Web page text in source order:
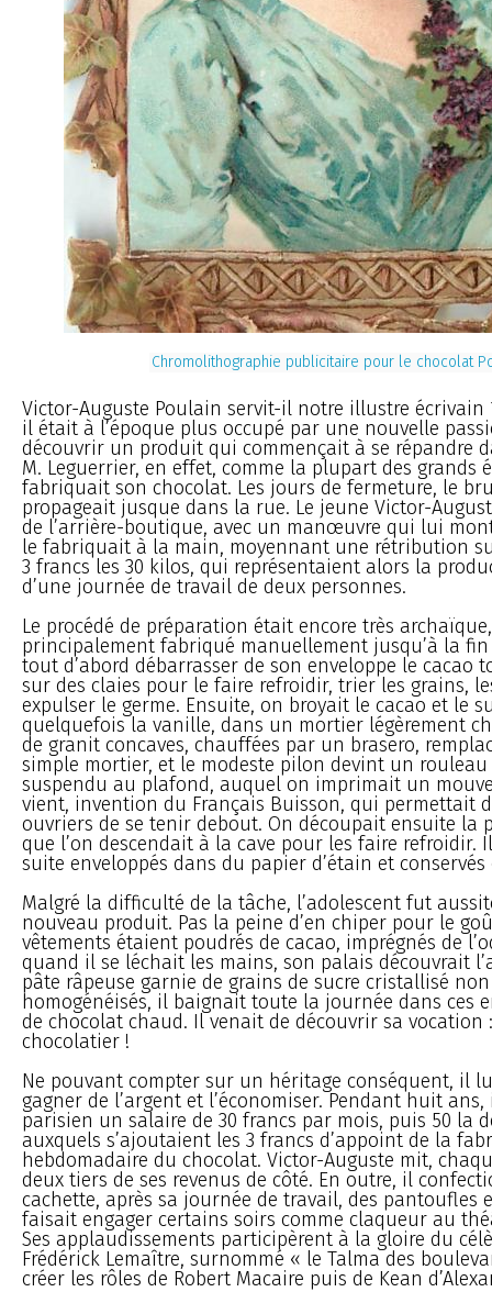
Chromolithographie publicitaire pour le chocolat
Victor-Auguste Poulain servit-il notre illustre écrivain
il était à l’époque plus occupé par une nouvelle
découvrir un produit qui commençait à se répandre
M. Leguerrier, en effet, comme la plupart des grands
fabriquait son chocolat. Les jours de fermeture, le
propageait jusque dans la rue. Le jeune Victor-
de l’arrière-boutique, avec un manœuvre qui lui
le fabriquait à la main, moyennant une rétribution
3 francs les 30 kilos, qui représentaient alors la
d’une journée de travail de deux personnes.
Le procédé de préparation était encore très
principalement fabriqué manuellement jusqu’à la
tout d’abord débarrasser de son enveloppe le cacao
sur des claies pour le faire refroidir, trier les grains,
expulser le germe. Ensuite, on broyait le cacao et le
quelquefois la vanille, dans un mortier légèrement
de granit concaves, chauffées par un brasero,
simple mortier, et le modeste pilon devint un
suspendu au plafond, auquel on imprimait un
vient, invention du Français Buisson, qui permettait
ouvriers de se tenir debout. On découpait ensuite la
que l’on descendait à la cave pour les faire refroidir.
suite enveloppés dans du papier d’étain et
Malgré la difficulté de la tâche, l’adolescent fut
nouveau produit. Pas la peine d’en chiper pour le
vêtements étaient poudrés de cacao, imprégnés de
quand il se léchait les mains, son palais découvrait
pâte râpeuse garnie de grains de sucre cristallisé
homogénéisés, il baignait toute la journée dans ces
de chocolat chaud. Il venait de découvrir sa vocation
chocolatier !
Ne pouvant compter sur un héritage conséquent, il
gagner de l’argent et l’économiser. Pendant huit
parisien un salaire de 30 francs par mois, puis 50 la
auxquels s’ajoutaient les 3 francs d’appoint de la
hebdomadaire du chocolat. Victor-Auguste mit,
deux tiers de ses revenus de côté. En outre, il
cachette, après sa journée de travail, des pantoufles
faisait engager certains soirs comme claqueur au
Ses applaudissements participèrent à la gloire du
Frédérick Lemaître, surnommé « le Talma des
créer les rôles de Robert Macaire puis de Kean